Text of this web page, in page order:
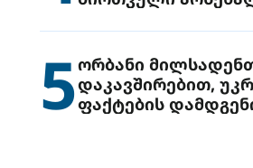
5ორბანი
დაკავშირებით,
ფაქტების